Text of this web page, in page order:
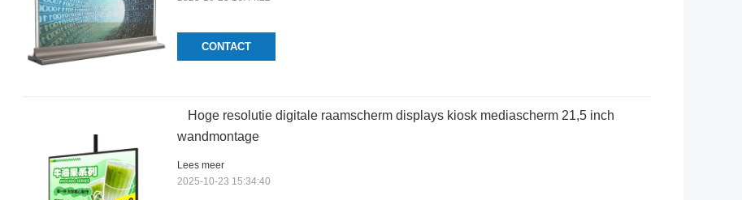
CONTACT
Hoge resolutie digitale raamscherm displays kiosk mediascherm 21,5 inch
wandmontage
Lees meer
2025-10-23 15:34:40